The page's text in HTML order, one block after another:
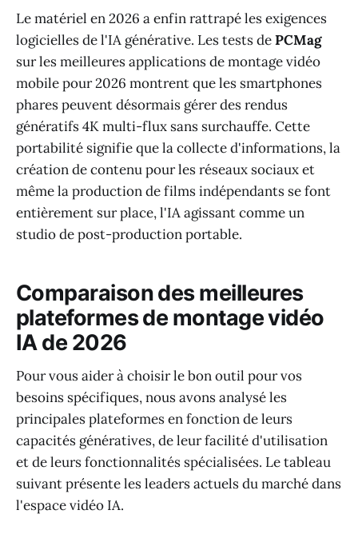
Le matériel en 2026 a enfin rattrapé les exigences
logicielles de l'IA générative. Les tests dePCMag
sur les meilleures applications de montage vidéo
mobile pour 2026 montrent que les smartphones
phares peuvent désormais gérer des rendus
génératifs 4K multi-flux sans surchauffe. Cette
portabilité signifie que la collecte d'informations, la
création de contenu pour les réseaux sociaux et
même la production de films indépendants se font
entièrement sur place, l'IA agissant comme un
studio de post-production portable.
Comparaison des meilleures
plateformes de montage vidéo
IA de 2026
Pour vous aider à choisir le bon outil pour vos
besoins spécifiques, nous avons analysé les
principales plateformes en fonction de leurs
capacités génératives, de leur facilité d'utilisation
et de leurs fonctionnalités spécialisées. Le tableau
suivant présente les leaders actuels du marché dans
l'espace vidéo IA.